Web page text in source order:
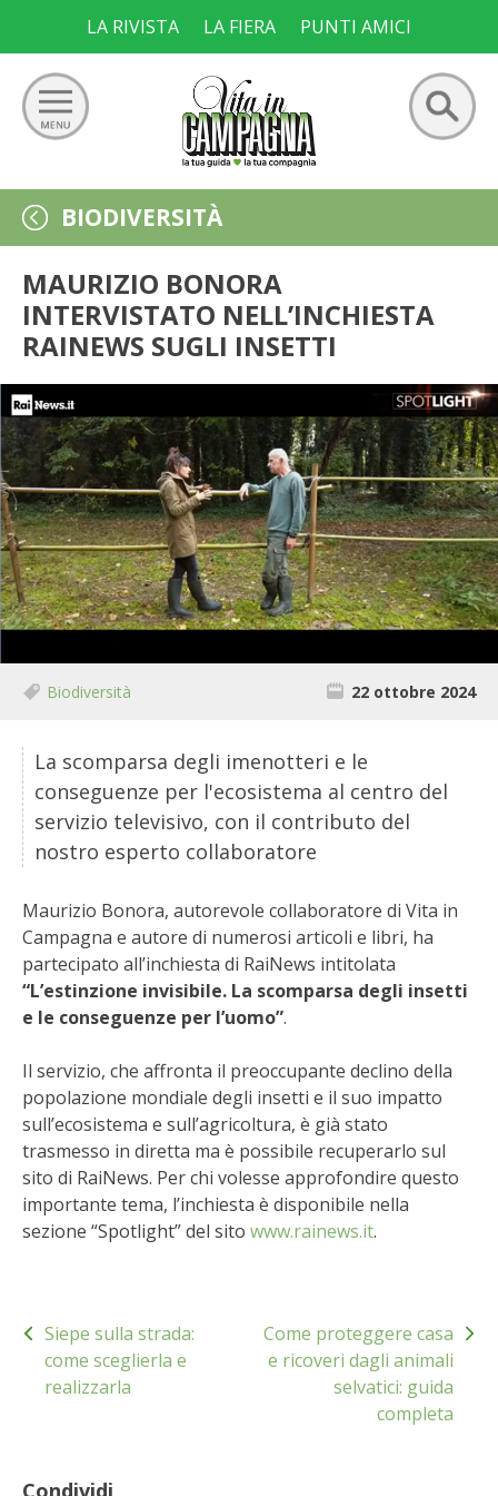
content
LA RIVISTA LA FIERA PUNTI AMICI
Ricerca
per:
GIARDINO
ORTO
FRUTTETO
VIGNETO
ALLEVAMENTI
BIODIVERSITÀ
CUCINA
PRODOTTI
FARFALLE DELLA CAMPAGNA
STORIE DEI LETTORI
CONSERVARE LA FRUTTA
CONSERVE DELL’ORTO
FACEM
STIHL
BLUMEN
NOCCIOLA DI CALABRIA
PELLENC
MEDICINA DEI SEMPLICI
COMPO
BIODIVERSITÀ
MAURIZIO BONORA
INTERVISTATO NELL’INCHIESTA
RAINEWS SUGLI INSETTI
Biodiversità 22 ottobre 2024
La scomparsa degli imenotteri e le
conseguenze per l'ecosistema al centro del
servizio televisivo, con il contributo del
nostro esperto collaboratore
Maurizio Bonora, autorevole collaboratore di Vita in
Campagna e autore di numerosi articoli e libri, ha
partecipato all’inchiesta di RaiNews intitolata
“L’estinzione invisibile. La scomparsa degli insetti
e le conseguenze per l’uomo”.
Il servizio, che affronta il preoccupante declino della
popolazione mondiale degli insetti e il suo impatto
sull’ecosistema e sull’agricoltura, è già stato
trasmesso in diretta ma è possibile recuperarlo sul
sito di RaiNews. Per chi volesse approfondire questo
importante tema, l’inchiesta è disponibile nella
sezione “Spotlight” del sito www.rainews.it.
articoli
Siepe sulla strada:
come sceglierla e
realizzarla
Come proteggere casa
e ricoveri dagli animali
selvatici: guida
completa